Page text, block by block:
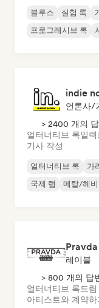
블루스 실험 록
프로그레시브 록
indie
언론사/
> 2400 개의
얼터너티브 록일
기사 작성
얼터너티브 록 가
국제 랩
메탈/헤
레이블
> 800 개의 답
얼터너티브 록드
아티스트와 계약